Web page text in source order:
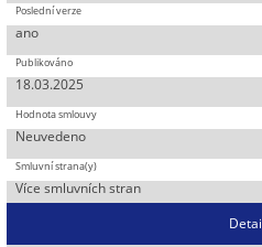
ano
18.03.2025
Neuvedeno
Více smluvních stran